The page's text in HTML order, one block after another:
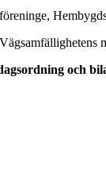
och